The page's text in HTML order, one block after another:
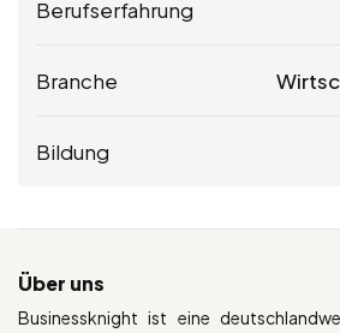
Berufserfahrung
Branche
Bildung
Über uns
Businessknight ist eine